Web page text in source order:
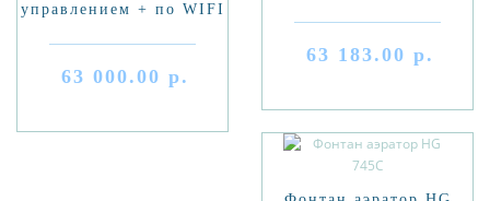
управлением + по WIFI
63 000.00 р.
63 183.00 р.